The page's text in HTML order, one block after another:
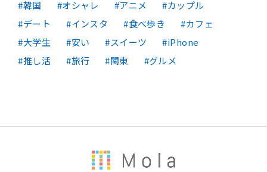
韓国
オシャレ アニメ
カップル
デート
インスタ 食べ歩き
カフェ
大学生
安い スイーツ
iPhone
推し活
旅行 関東 グルメ